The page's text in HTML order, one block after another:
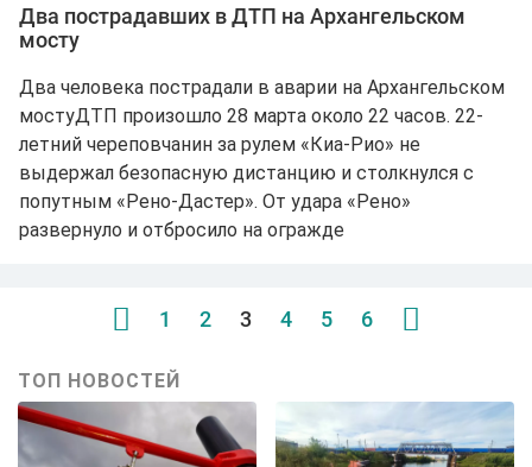
Два пострадавших в ДТП на Архангельском
мосту
Два человека пострадали в аварии на Архангельском
мостуДТП произошло 28 марта около 22 часов. 22-
летний череповчанин за рулем «Киа-Рио» не
выдержал безопасную дистанцию и столкнулся с
попутным «Рено-Дастер». От удара «Рено»
развернуло и отбросило на огражде
1 2 3 4 5 6
ТОП НОВОСТЕЙ